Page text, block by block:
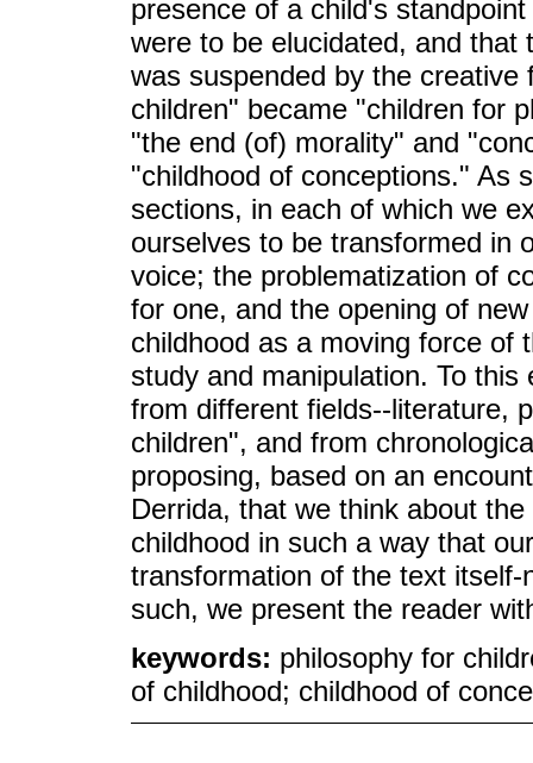
presence of a child's
were to be elucidated, and that
was suspended by the
children" became "children for
"the end (of) morality" and
"childhood of conceptions." As
sections, in each of which we
ourselves to be transformed in
voice; the problematization of
for one, and the opening of
childhood as a moving force of
study and manipulation. To
from different fields--literature,
children", and from
proposing, based on an
Derrida, that we think about
childhood in such a way that
transformation of the text
such, we present the reader
keywords: philosophy for
of childhood; childhood of